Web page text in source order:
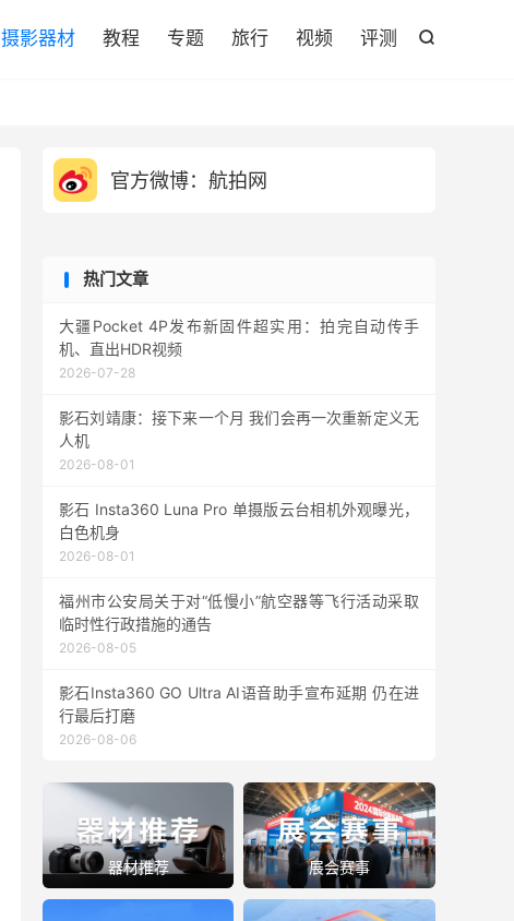

摄影器材 教程 专题 旅行 视频 评测
官方微博：航拍网
热门文章
大疆Pocket 4P发布新固件超实用：拍完自动传手
机、直出HDR视频
2026-07-28
影石刘靖康：接下来一个月 我们会再一次重新定义无
人机
2026-08-01
影石 Insta360 Luna Pro 单摄版云台相机外观曝光，
白色机身
2026-08-01
福州市公安局关于对“低慢小”航空器等飞行活动采取
临时性行政措施的通告
2026-08-05
影石Insta360 GO Ultra AI语音助手宣布延期 仍在进
行最后打磨
2026-08-06
器材推荐 展会赛事